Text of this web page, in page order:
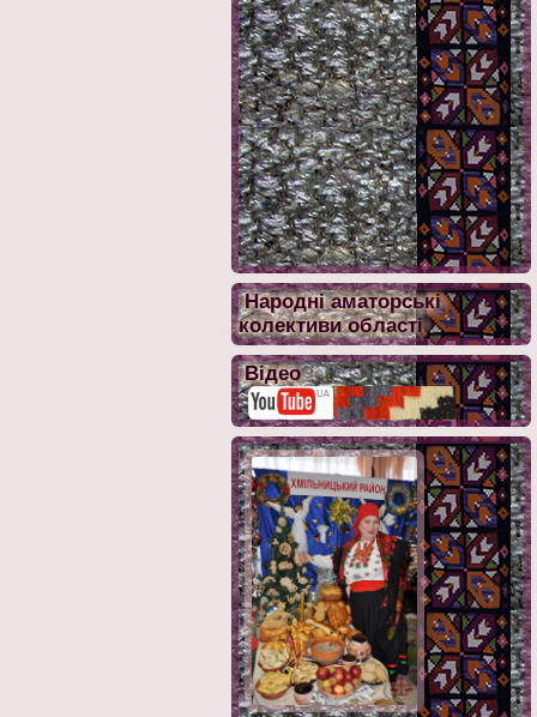
Народні аматорські
колективи області
Відео